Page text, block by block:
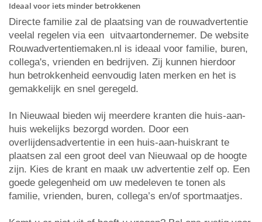
Ideaal voor iets minder betrokkenen
Directe familie zal de plaatsing van de rouwadvertentie
veelal regelen via een uitvaartondernemer. De website
Rouwadvertentiemaken.nl is ideaal voor familie, buren,
collega's, vrienden en bedrijven. Zij kunnen hierdoor
hun betrokkenheid eenvoudig laten merken en het is
gemakkelijk en snel geregeld.
In Nieuwaal bieden wij meerdere kranten die huis-aan-
huis wekelijks bezorgd worden. Door een
overlijdensadvertentie in een huis-aan-huiskrant te
plaatsen zal een groot deel van Nieuwaal op de hoogte
zijn. Kies de krant en maak uw advertentie zelf op. Een
goede gelegenheid om uw medeleven te tonen als
familie, vrienden, buren, collega’s en/of sportmaatjes.